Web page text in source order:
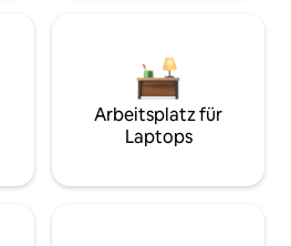
Arbeitsplatz für
Laptops